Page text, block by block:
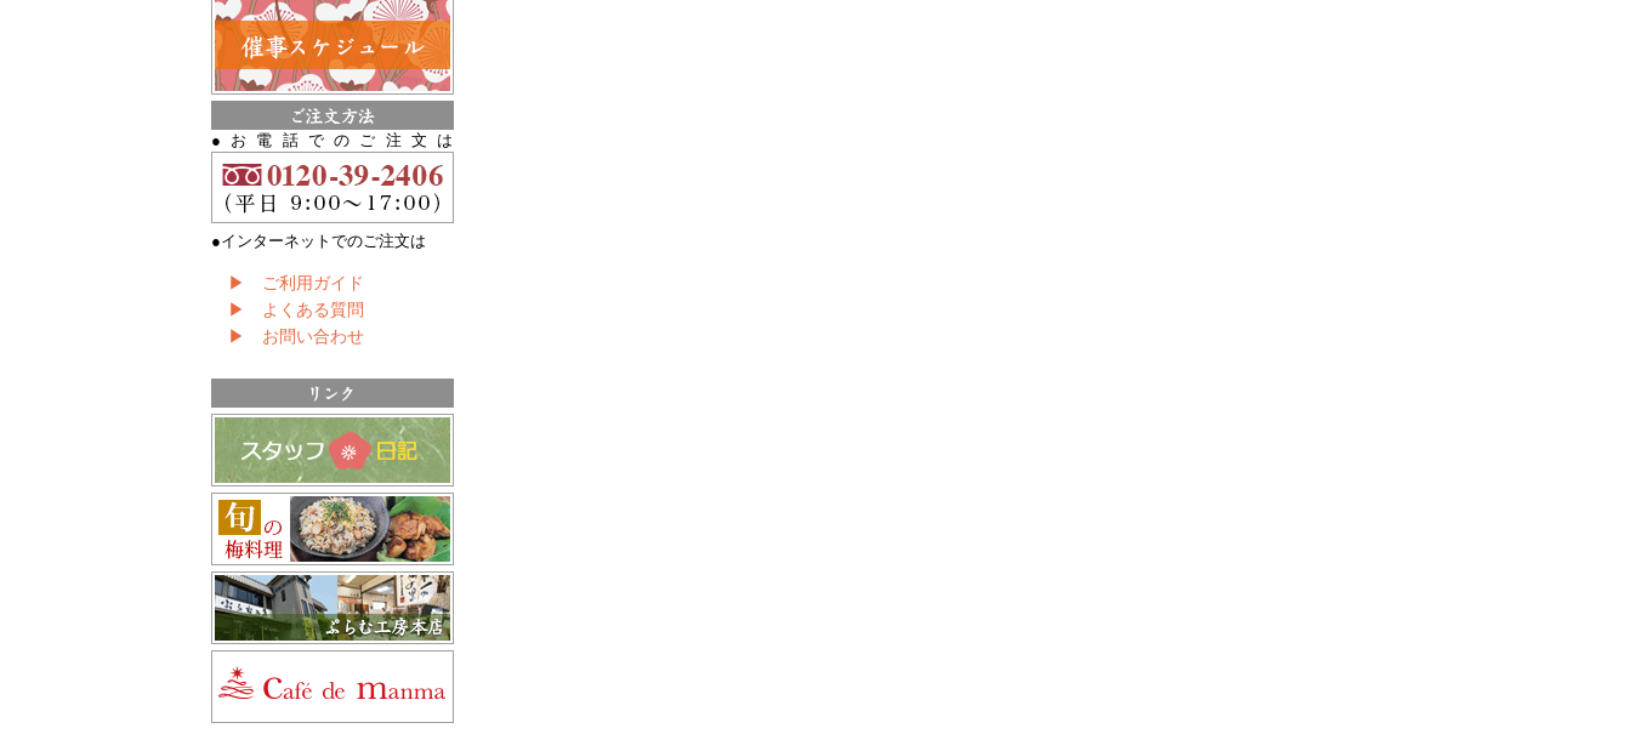
●お電話でのご注文は
●インターネットでのご注文は
▶ ご利用ガイド
▶ よくある質問
▶ お問い合わせ